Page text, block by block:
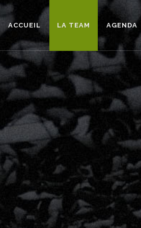
ACCUEIL LA TEAM AGENDA